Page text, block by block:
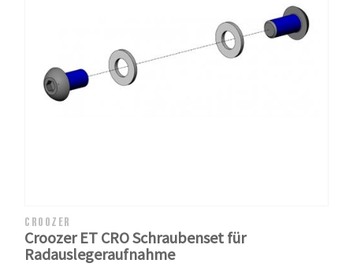
CROOZER
Croozer ET CRO Schraubenset für
Radauslegeraufnahme